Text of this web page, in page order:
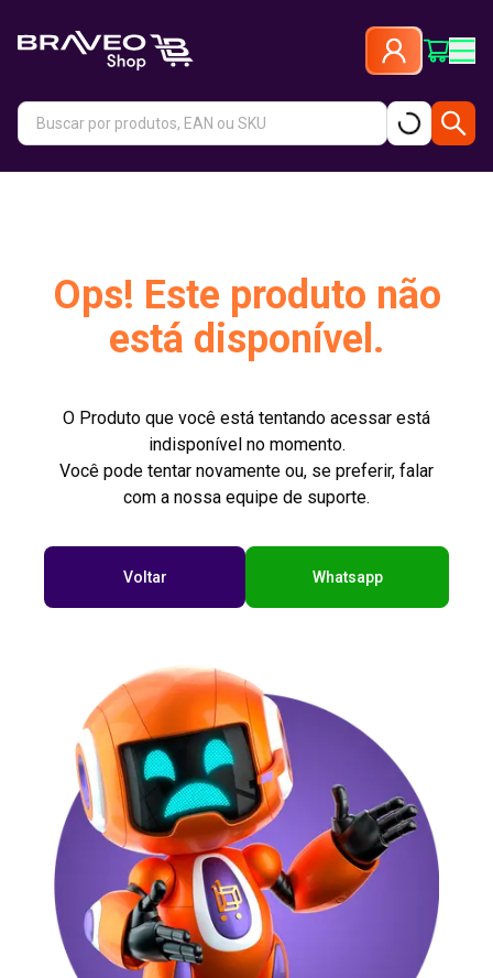
Ops! Este produto não
está disponível.
O Produto que você está tentando acessar está
indisponível no momento.
Você pode tentar novamente ou, se preferir, falar
com a nossa equipe de suporte.
Voltar Whatsapp